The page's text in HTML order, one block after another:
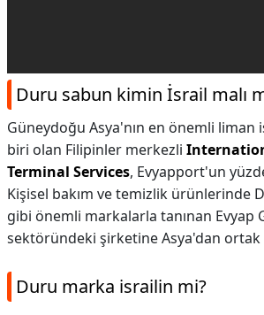
Duru sabun kimin İsrail malı
Güneydoğu Asya'nın en önemli liman
biri olan Filipinler merkezli
Terminal Services, Evyapport'un
Kişisel bakım ve temizlik ürünlerinde
gibi önemli markalarla tanınan Evyap
sektöründeki şirketine Asya'dan ortak
Duru marka israilin mi?